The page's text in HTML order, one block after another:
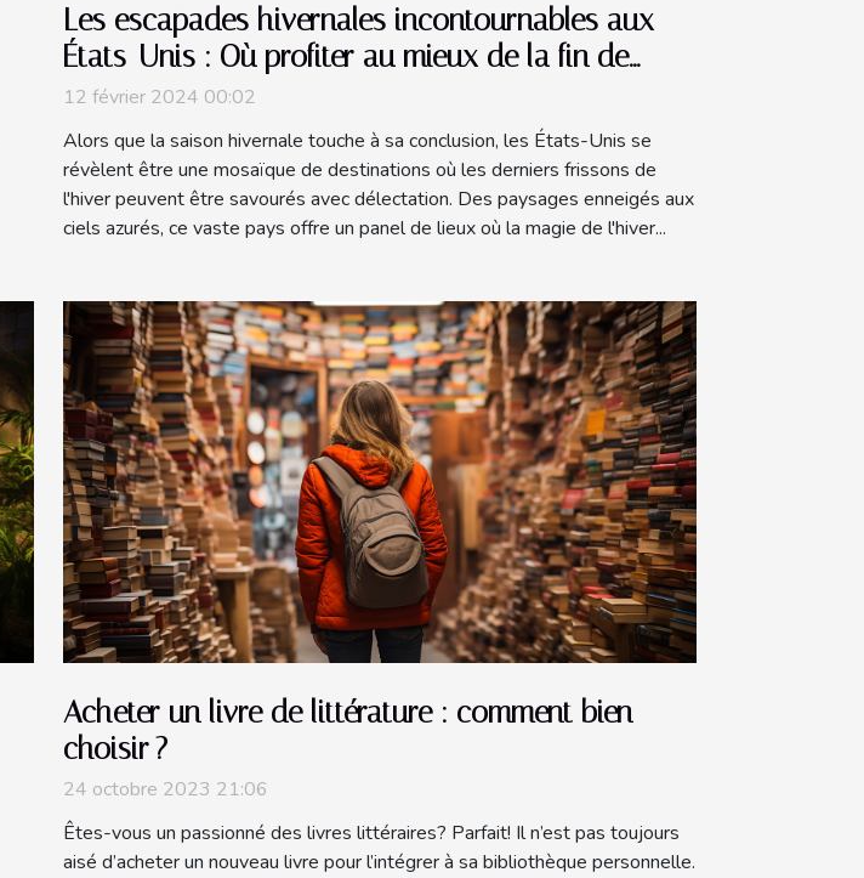
Les escapades hivernales incontournables aux
États-Unis : Où profiter au mieux de la fin de
l'hiver ?
12 février 2024 00:02
Alors que la saison hivernale touche à sa conclusion, les États-Unis se
révèlent être une mosaïque de destinations où les derniers frissons de
l'hiver peuvent être savourés avec délectation. Des paysages enneigés aux
ciels azurés, ce vaste pays offre un panel de lieux où la magie de l'hiver...
Acheter un livre de littérature : comment bien
choisir ?
24 octobre 2023 21:06
Êtes-vous un passionné des livres littéraires? Parfait! Il n’est pas toujours
aisé d’acheter un nouveau livre pour l’intégrer à sa bibliothèque personnelle.